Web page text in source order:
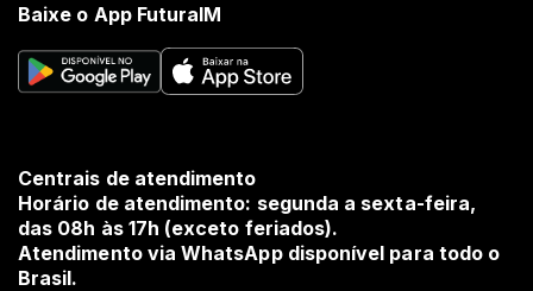
Baixe o App FuturaIM
Centrais de atendimento
Horário de atendimento: segunda a sexta-feira,
das 08h às 17h (exceto feriados).
Atendimento via WhatsApp disponível para todo o
Brasil.